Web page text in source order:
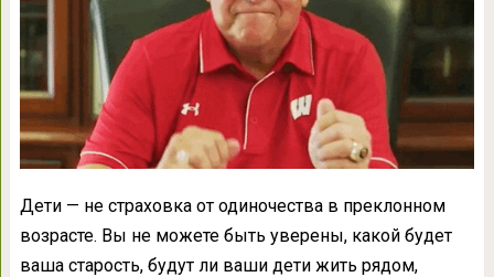
Дети — не страховка от одиночества в преклонном
возрасте. Вы не можете быть уверены, какой будет
ваша старость, будут ли ваши дети жить рядом,